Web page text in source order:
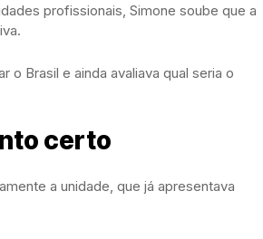
profissionais, Simone soube que a
o Brasil e ainda avaliava qual seria o
certo
a unidade, que já apresentava